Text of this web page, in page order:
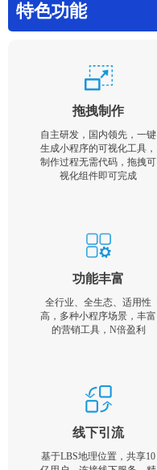
特色功能
拖拽制作
自主研发，国内领先，一键
生成小程序的可视化工具，
制作过程无需代码，拖拽可
视化组件即可完成
功能丰富
全行业、全生态、适用性
高，多种小程序场景，丰富
的营销工具，N倍盈利
线下引流
基于LBS地理位置，共享10